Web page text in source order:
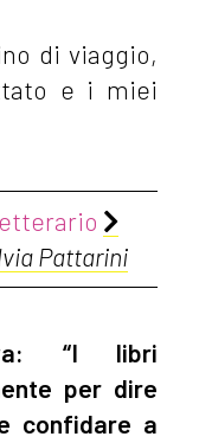
di viaggio,
e i miei
Pattarini
“I libri
per dire
confidare a